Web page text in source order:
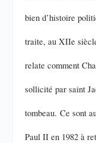
bien d’histoire
traite, au XIIe
relate comment
sollicité par saint
tombeau.Ce sont
Paul II en 1982 à